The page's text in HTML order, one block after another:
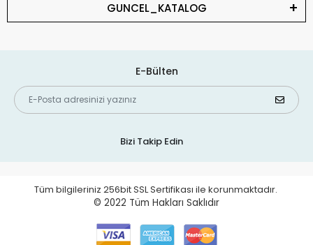
GUNCEL_KATALOG
E-Bülten
Bizi Takip Edin
Tüm bilgileriniz 256bit SSL Sertifikası ile korunmaktadır.
© 2022 Tüm Hakları Saklıdır